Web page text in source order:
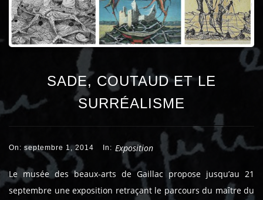
SADE, COUTAUD ET LE
SURRÉALISME
On: septembre 1, 2014 In: Exposition
Le musée des beaux-arts de Gaillac propose jusqu’au 21
septembre une exposition retraçant le parcours du maître du